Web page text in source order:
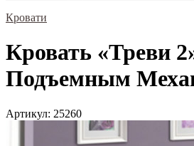
Кровати
Кровать «Треви
Подъемным
Артикул: 25260